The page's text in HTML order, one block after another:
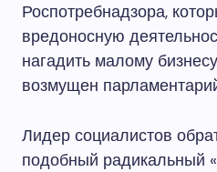
Роспотребнадзора,
вредоносную
нагадить малому
возмущен
Лидер социалистов
подобный радикальный